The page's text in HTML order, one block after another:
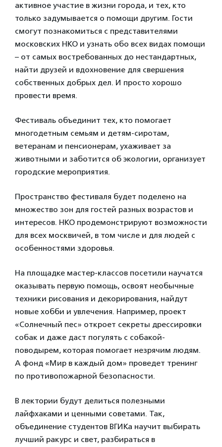
активное участие в жизни города, и тех, кто
только задумывается о помощи другим. Гости
смогут познакомиться с представителями
московских НКО и узнать обо всех видах помощи
– от самых востребованных до нестандартных,
найти друзей и вдохновение для свершения
собственных добрых дел. И просто хорошо
провести время.
Фестиваль объединит тех, кто помогает
многодетным семьям и детям-сиротам,
ветеранам и пенсионерам, ухаживает за
животными и заботится об экологии, организует
городские мероприятия.
Пространство фестиваля будет поделено на
множество зон для гостей разных возрастов и
интересов. НКО продемонстрируют возможности
для всех москвичей, в том числе и для людей с
особенностями здоровья.
На площадке мастер-классов посетили научатся
оказывать первую помощь, освоят необычные
техники рисования и декорирования, найдут
новые хобби и увлечения. Например, проект
«Солнечный пес» откроет секреты дрессировки
собак и даже даст погулять с собакой-
поводырем, которая помогает незрячим людям.
А фонд «Мир в каждый дом» проведет тренинг
по противопожарной безопасности.
В лектории будут делиться полезными
лайфхаками и ценными советами. Так,
объединение студентов ВГИКа научит выбирать
лучший ракурс и свет, разбираться в